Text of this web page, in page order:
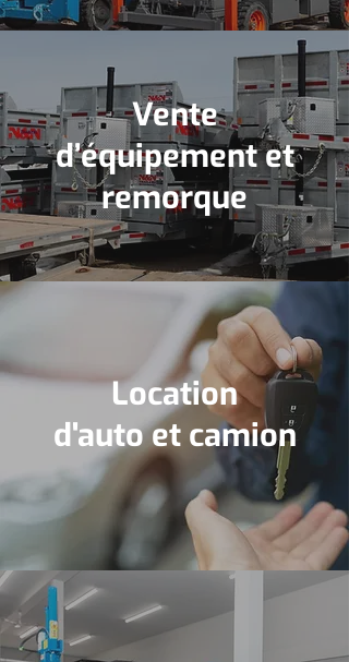
Vente
d’équipement et
remorque
Location
d'auto et camion